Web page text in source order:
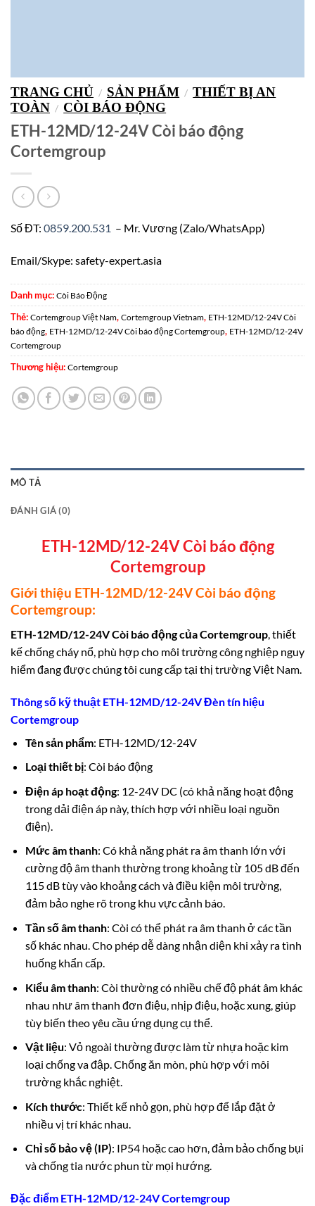
TRANG CHỦ / SẢN PHẨM / THIẾT BỊ AN
TOÀN / CÒI BÁO ĐỘNG
ETH-12MD/12-24V Còi báo động
Cortemgroup
Số ĐT: 0859.200.531 – Mr. Vương (Zalo/WhatsApp)
Email/Skype: safety-expert.asia
Danh mục: Còi Báo Động
Thẻ: Cortemgroup Việt Nam, Cortemgroup Vietnam, ETH-12MD/12-24V Còi
báo động, ETH-12MD/12-24V Còi báo động Cortemgroup, ETH-12MD/12-24V
Cortemgroup
Thương hiệu: Cortemgroup
MÔ TẢ
ĐÁNH GIÁ (0)
ETH-12MD/12-24V Còi báo động
Cortemgroup
Giới thiệu ETH-12MD/12-24V Còi báo động
Cortemgroup:
ETH-12MD/12-24V Còi báo động củaCortemgroup , thiết
kế chống cháy nổ, phù hợp cho môi trường công nghiệp nguy
hiểm đang được chúng tôi cung cấp tại thị trường Việt Nam.
Thông số kỹ thuật ETH-12MD/12-24V Đèn tín hiệu
Cortemgroup
Tên sản phẩm: ETH-12MD/12-24V
Loại thiết bị: Còi báo động
Điện áp hoạt động: 12-24V DC (có khả năng hoạt động
trong dải điện áp này, thích hợp với nhiều loại nguồn
điện).
Mức âm thanh: Có khả năng phát ra âm thanh lớn với
cường độ âm thanh thường trong khoảng từ 105 dB đến
115 dB tùy vào khoảng cách và điều kiện môi trường,
đảm bảo nghe rõ trong khu vực cảnh báo.
Tần số âm thanh: Còi có thể phát ra âm thanh ở các tần
số khác nhau. Cho phép dễ dàng nhận diện khi xảy ra tình
huống khẩn cấp.
Kiểu âm thanh: Còi thường có nhiều chế độ phát âm khác
nhau như âm thanh đơn điệu, nhịp điệu, hoặc xung, giúp
tùy biến theo yêu cầu ứng dụng cụ thể.
Vật liệu: Vỏ ngoài thường được làm từ nhựa hoặc kim
loại chống va đập. Chống ăn mòn, phù hợp với môi
trường khắc nghiệt.
Kích thước: Thiết kế nhỏ gọn, phù hợp để lắp đặt ở
nhiều vị trí khác nhau.
Chỉ số bảo vệ (IP): IP54 hoặc cao hơn, đảm bảo chống bụi
và chống tia nước phun từ mọi hướng.
Đặc điểm ETH-12MD/12-24V Cortemgroup